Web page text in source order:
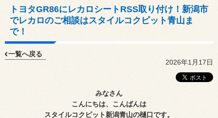
トヨタGR86にレカロシートRSS取り付け！新潟市
でレカロのご相談はスタイルコクピット青山ま
で！
一覧へ戻る
2026年1月17日
みなさん
こんにちは、こんばんは
スタイルコクピット新潟青山の樋口です。